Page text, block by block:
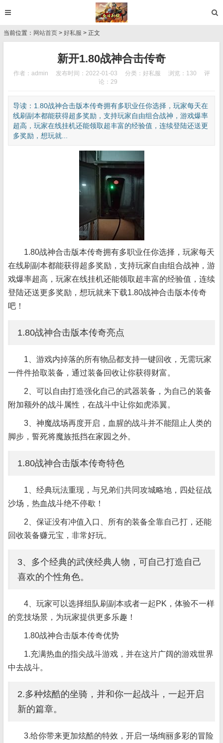
当前位置： 网站首页 > 好私服 > 正文
新开1.80战神合击传奇
作者：admin 发布时间：2022-01-03 分类： 好私服 浏览：130
评
论：29
导读：1.80战神合击版本传奇拥有多职业任你选择，玩家每天在
线刷副本都能获得超多奖励，支持玩家自由组合战神，游戏爆率
超高，玩家在线挂机还能领取超丰富的经验值，连续登陆还送更
多奖励，想玩就...
1.80战神合击版本传奇拥有多职业任你选择，玩家每天
在线刷副本都能获得超多奖励，支持玩家自由组合战神，游
戏爆率超高，玩家在线挂机还能领取超丰富的经验值，连续
登陆还送更多奖励，想玩就来下载1.80战神合击版本传奇
吧！
1.80战神合击版本传奇亮点
1、游戏内掉落的所有物品都支持一键回收，无需玩家
一件件拾取装备，通过装备回收让你获得财富。
2、可以自由打造强化自己的武器装备，为自己的装备
附加额外的战斗属性，在战斗中让你如虎添翼。
3、神魔战场再度开启，血腥的战斗并不能阻止人类的
脚步，誓死将魔族抵挡在家园之外。
1.80战神合击版本传奇特色
1、经典玩法重现，与兄弟们共同攻城略地，四处征战
沙场，热血战斗绝不停歇！
2、保证没有冲值入口、所有的装备全靠自己打，还能
回收装备赚元宝，非常好玩。
3、多个经典的武侠经典人物，可自己打造自己
喜欢的个性角色。
4、玩家可以选择组队刷副本或者一起PK，体验不一样
的竞技场景，为玩家提供更多乐趣！
1.80战神合击版本传奇优势
1.充满热血的指尖战斗游戏，并在这片广阔的游戏世界
中去战斗。
2.多种炫酷的坐骑，并和你一起战斗，一起开启
新的篇章。
3.给你带来更加炫酷的特效，开启一场绚丽多彩的冒险